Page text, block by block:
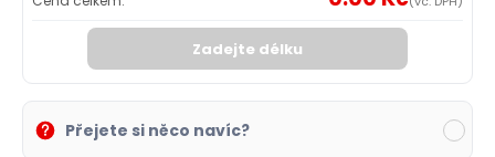
Zadejte délku
Přejete si něco navíc?